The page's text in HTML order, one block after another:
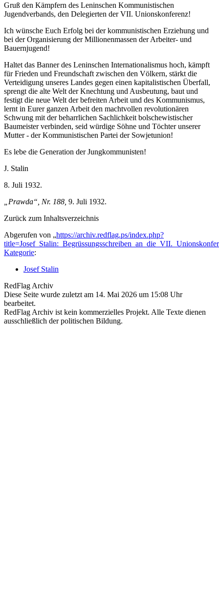
Gruß den Kämpfern des Leninschen Kommunistischen
Jugendverbands, den Delegierten der VII. Unionskonferenz!
Ich wünsche Euch Erfolg bei der kommunistischen Erziehung und
bei der Organisierung der Millionenmassen der Arbeiter- und
Bauernjugend!
Haltet das Banner des Leninschen Internationalismus hoch, kämpft
für Frieden und Freundschaft zwischen den Völkern, stärkt die
Verteidigung unseres Landes gegen einen kapitalistischen Überfall,
sprengt die alte Welt der Knechtung und Ausbeutung, baut und
festigt die neue Welt der befreiten Arbeit und des Kommunismus,
lernt in Eurer ganzen Arbeit den machtvollen revolutionären
Schwung mit der beharrlichen Sachlichkeit bolschewistischer
Baumeister verbinden, seid würdige Söhne und Töchter unserer
Mutter - der Kommunistischen Partei der Sowjetunion!
Es lebe die Generation der Jungkommunisten!
J. Stalin
8. Juli 1932.
„Prawda“, Nr. 188, 9. Juli 1932.
Zurück zum Inhaltsverzeichnis
Abgerufen von „https://archiv.redflag.ps/index.php?
Kategorie:
Josef Stalin
RedFlag Archiv
Diese Seite wurde zuletzt am 14. Mai 2026 um 15:08 Uhr
bearbeitet.
RedFlag Archiv ist kein kommerzielles Projekt. Alle Texte dienen
ausschließlich der politischen Bildung.